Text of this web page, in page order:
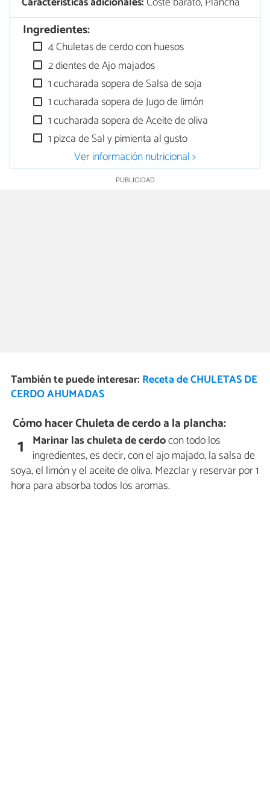
Ingredientes:
4 Chuletas de cerdo con huesos
2 dientes de Ajo majados
1 cucharada sopera de Salsa de soja
1 cucharada sopera de Jugo de limón
1 cucharada sopera de Aceite de oliva
1 pizca de Sal y pimienta al gusto
Ver información nutricional >
También te puede interesar: Receta de CHULETAS DE
CERDO AHUMADAS
Cómo hacer Chuleta de cerdo a la plancha:
1 Marinar las chuleta de cerdocon todo los
ingredientes, es decir, con el ajo majado, la salsa de
soya, el limón y el aceite de oliva. Mezclar y reservar por 1
hora para absorba todos los aromas.